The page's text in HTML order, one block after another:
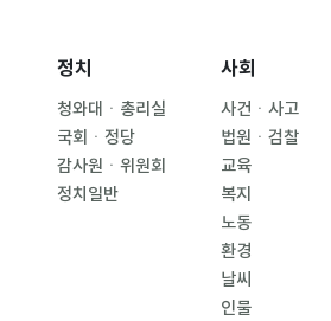
정치
청와대ㆍ총리실
국회ㆍ정당
감사원ㆍ위원회
정치일반
사회
사건ㆍ사고
법원ㆍ검찰
교육
복지
노동
환경
날씨
인물